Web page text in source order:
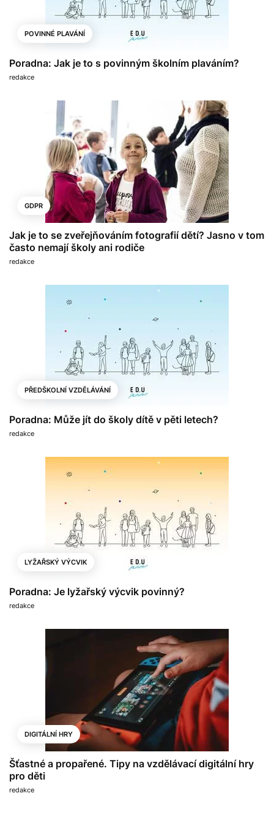
POVINNÉ PLAVÁNÍ
Poradna: Jak je to s povinným školním plaváním?
redakce
GDPR
Jak je to se zveřejňováním fotografií dětí? Jasno v tom
často nemají školy ani rodiče
redakce
PŘEDŠKOLNÍ VZDĚLÁVÁNÍ
Poradna: Může jít do školy dítě v pěti letech?
redakce
LYŽAŘSKÝ VÝCVIK
Poradna: Je lyžařský výcvik povinný?
redakce
DIGITÁLNÍ HRY
Šťastné a propařené. Tipy na vzdělávací digitální hry
pro děti
redakce